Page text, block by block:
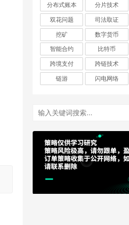
分布式账本
分片技术
双花问题
司法取证
挖矿
数字货币
智能合约
比特币
跨境支付
跨链技术
链游
闪电网络